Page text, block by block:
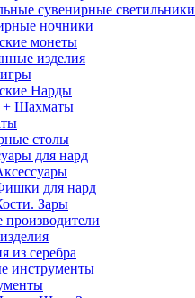
сувенирные светильники
ночники
монеты
изделия
Нарды
Шахматы
столы
для нард
для нард
Зары
производители
из серебра
инструменты